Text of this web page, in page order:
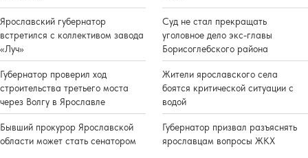
Ярославский губернатор
встретился с коллективом завода
«Луч»
Губернатор проверил ход
строительства третьего моста
через Волгу в Ярославле
Бывший прокурор Ярославской
области может стать сенатором
Суд не стал прекращать
уголовное дело экс-главы
Борисоглебского района
Жители ярославского села
боятся критической ситуации с
водой
Губернатор призвал разъяснять
ярославцам вопросы ЖКХ